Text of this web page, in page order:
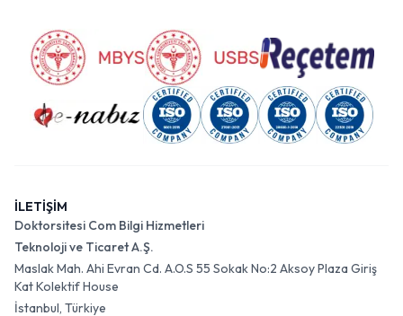
İLETİŞİM
Doktorsitesi Com Bilgi Hizmetleri
Teknoloji ve Ticaret A.Ş.
Maslak Mah. Ahi Evran Cd. A.O.S 55 Sokak No:2 Aksoy Plaza Giriş
Kat Kolektif House
İstanbul, Türkiye